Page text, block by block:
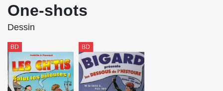
One-shots
Dessin
BD BD